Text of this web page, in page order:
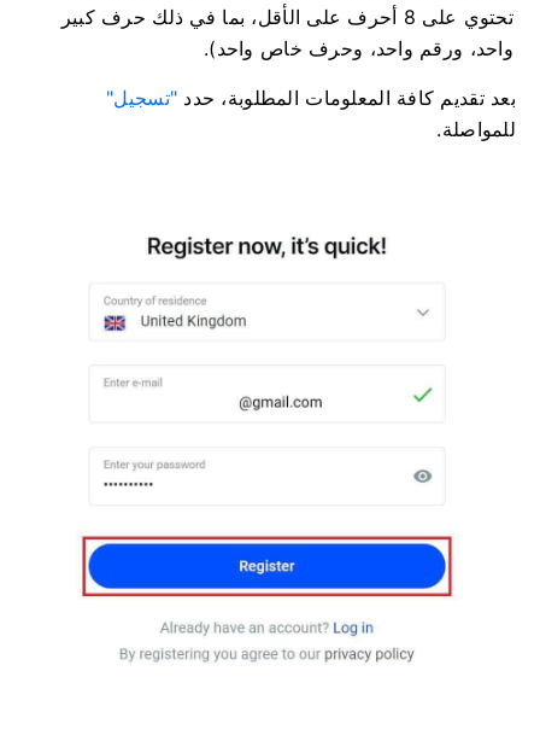
تحتوي على 8 أحرف على الأقل، بما في ذلك حرف كبير
واحد، ورقم واحد، وحرف خاص واحد).
بعد تقديم كافة المعلومات المطلوبة، حدد "تسجيل"
للمواصلة.